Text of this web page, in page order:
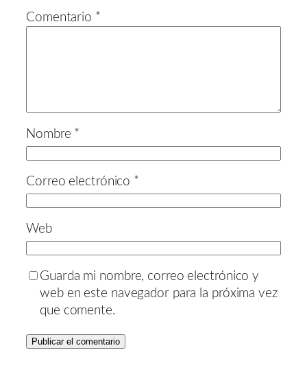
Comentario *
Nombre *
Correo electrónico *
Web
Guarda mi nombre, correo electrónico y
web en este navegador para la próxima vez
que comente.